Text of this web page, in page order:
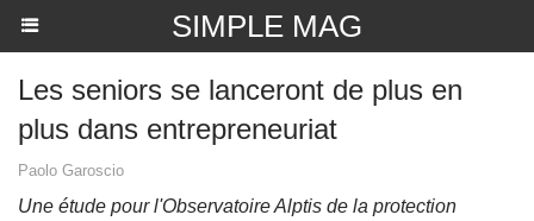
SIMPLE MAG
Les seniors se lanceront de plus en
plus dans entrepreneuriat
Paolo Garoscio
Une étude pour l'Observatoire Alptis de la protection